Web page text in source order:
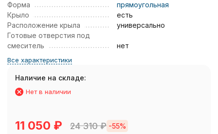
Форма
прямоугольная
Крыло
есть
Расположение крыла
универсально
Готовые отверстия под
смеситель
нет
Все характеристики
Наличие на складе:
Нет в наличии
11 050 ₽ 24 310₽ -55%